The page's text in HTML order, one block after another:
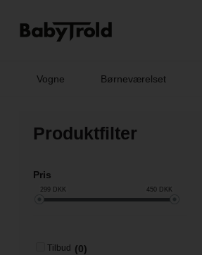
Vogne Børneværelset
Produktfilter
Pris
299DKK 450DKK
Tilbud (0)